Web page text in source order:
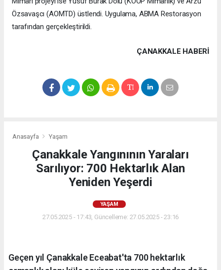
Özsavaşcı (AOMTD) üstlendi. Uygulama, ABMA Restorasyon
tarafından gerçekleştirildi.
ÇANAKKALE HABERİ
Anasayfa Yaşam
Çanakkale Yangınının Yaraları
Sarılıyor: 700 Hektarlık Alan
Yeniden Yeşerdi
YAŞAM
27.05.2025 - 17:43, Güncelleme: 27.05.2025 - 23:16
Geçen yıl Çanakkale Eceabat'ta 700 hektarlık